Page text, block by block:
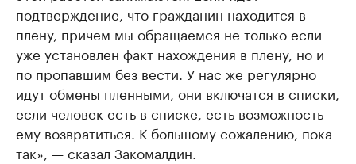
подтверждение, что гражданин находится в
плену, причем мы обращаемся не только если
уже установлен факт нахождения в плену, но и
по пропавшим без вести. У нас же регулярно
идут обмены пленными, они включатся в списки,
если человек есть в списке, есть возможность
ему возвратиться. К большому сожалению, пока
так», — сказал Закомалдин.